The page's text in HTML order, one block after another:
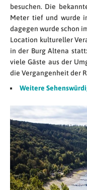
besuchen. Die
Meter tief und wurde
dagegen wurde schon
Location kultureller
in der Burg Altena
viele Gäste aus der
die Vergangenheit der
Weitere